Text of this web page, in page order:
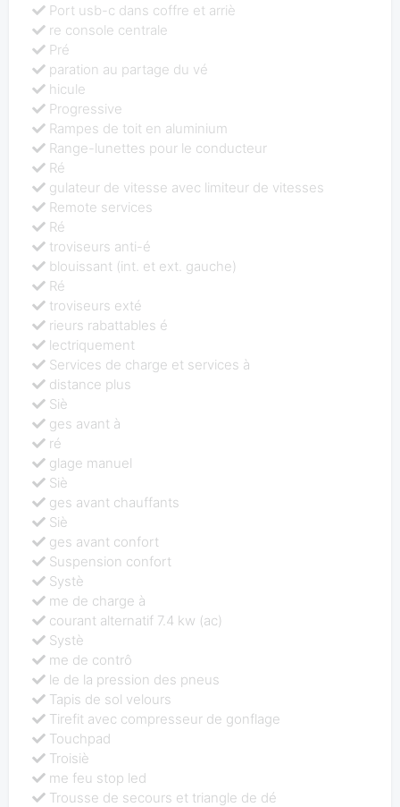
Port usb-c dans coffre et arriè
re console centrale
Pré
paration au partage du vé
hicule
Progressive
Rampes de toit en aluminium
Range-lunettes pour le conducteur
Ré
gulateur de vitesse avec limiteur de vitesses
Remote services
Ré
troviseurs anti-é
blouissant (int. et ext. gauche)
Ré
troviseurs exté
rieurs rabattables é
lectriquement
Services de charge et services à
distance plus
Siè
ges avant à
ré
glage manuel
Siè
ges avant chauffants
Siè
ges avant confort
Suspension confort
Systè
me de charge à
courant alternatif 7.4 kw (ac)
Systè
me de contrô
le de la pression des pneus
Tapis de sol velours
Tirefit avec compresseur de gonflage
Touchpad
Troisiè
me feu stop led
Trousse de secours et triangle de dé